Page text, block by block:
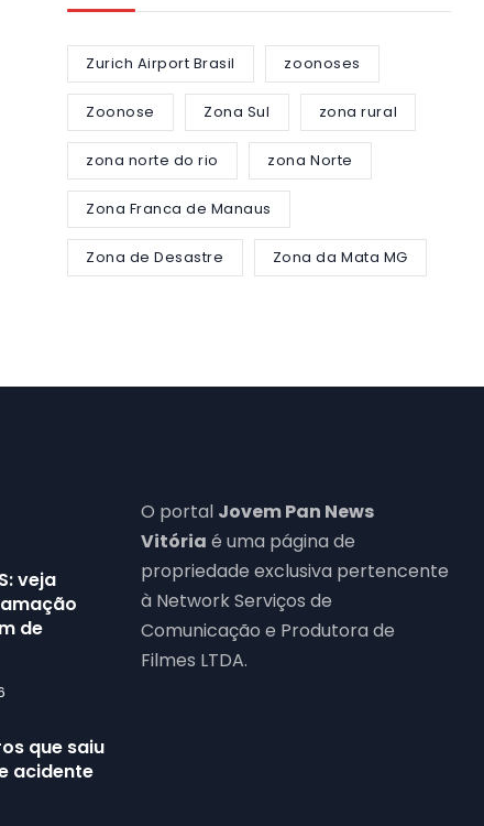
Zurich Airport Brasil zoonoses
Zoonose Zona Sul zona rural
zona norte do rio zona Norte
Zona Franca de Manaus
Zona de Desastre Zona da Mata MG
veja
de
que saiu
acidente
O portal Jovem Pan News
Vitória é uma página de
propriedade exclusiva pertencente
à Network Serviços de
Comunicação e Produtora de
Filmes LTDA.